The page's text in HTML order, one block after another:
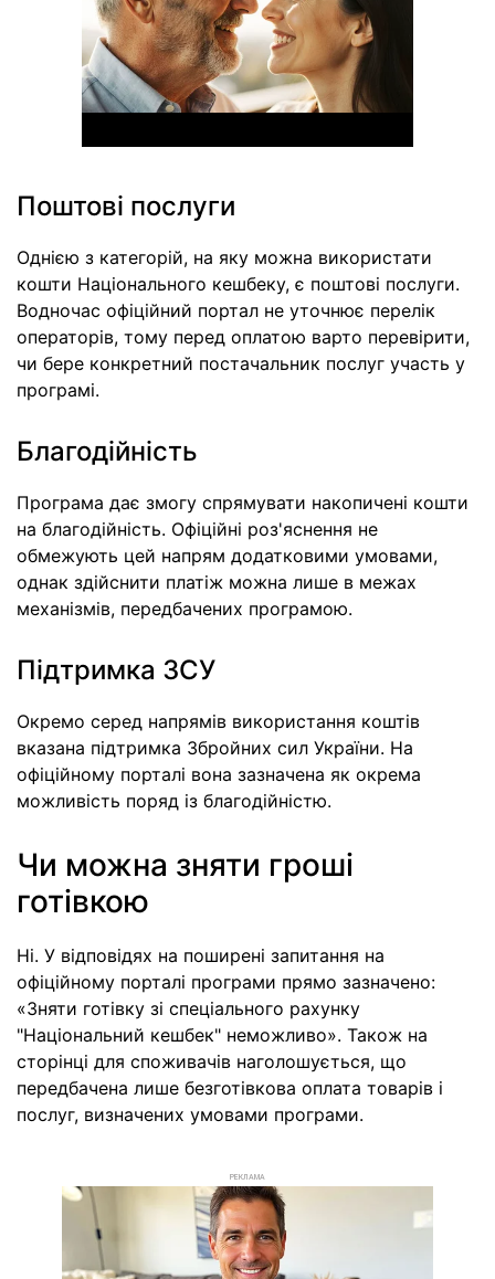
Поштові послуги
Однією з категорій, на яку можна використати
кошти Національного кешбеку, є поштові послуги.
Водночас офіційний портал не уточнює перелік
операторів, тому перед оплатою варто перевірити,
чи бере конкретний постачальник послуг участь у
програмі.
Благодійність
Програма дає змогу спрямувати накопичені кошти
на благодійність. Офіційні роз'яснення не
обмежують цей напрям додатковими умовами,
однак здійснити платіж можна лише в межах
механізмів, передбачених програмою.
Підтримка ЗСУ
Окремо серед напрямів використання коштів
вказана підтримка Збройних сил України. На
офіційному порталі вона зазначена як окрема
можливість поряд із благодійністю.
Чи можна зняти гроші
готівкою
Ні. У відповідях на поширені запитання на
офіційному порталі програми прямо зазначено:
«Зняти готівку зі спеціального рахунку
"Національний кешбек" неможливо». Також на
сторінці для споживачів наголошується, що
передбачена лише безготівкова оплата товарів і
послуг, визначених умовами програми.
РЕКЛАМА